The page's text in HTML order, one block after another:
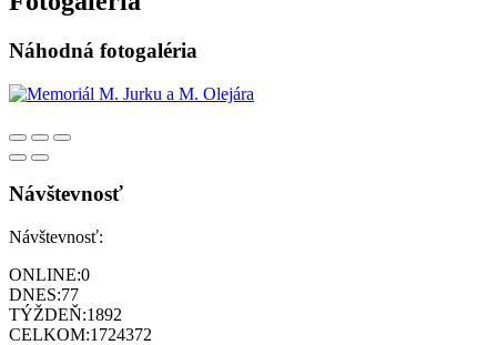
Náhodná fotogaléria
Návštevnosť
Návštevnosť:
ONLINE:0
DNES:77
TÝŽDEŇ:1892
CELKOM:1724372